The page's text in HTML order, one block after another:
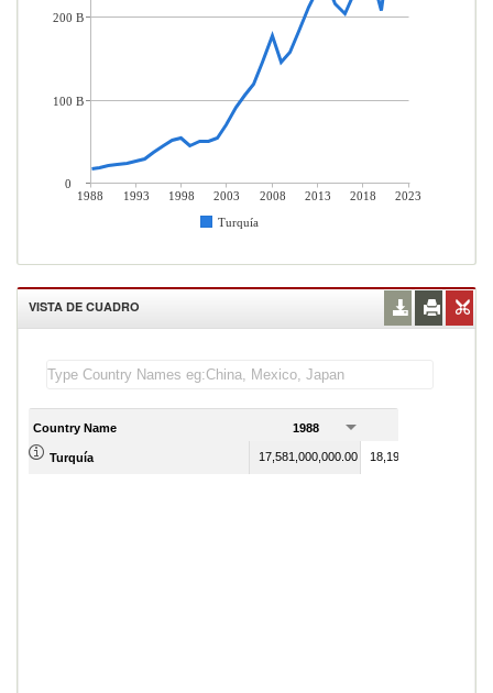
1988 1993 1998 2003 2008 2013 2018
2023
Turquía
200 B
100 B
0
VISTA DE CUADRO
Country Name 1988
Turquía 17,581,000,000.00 18,194,000,000.00